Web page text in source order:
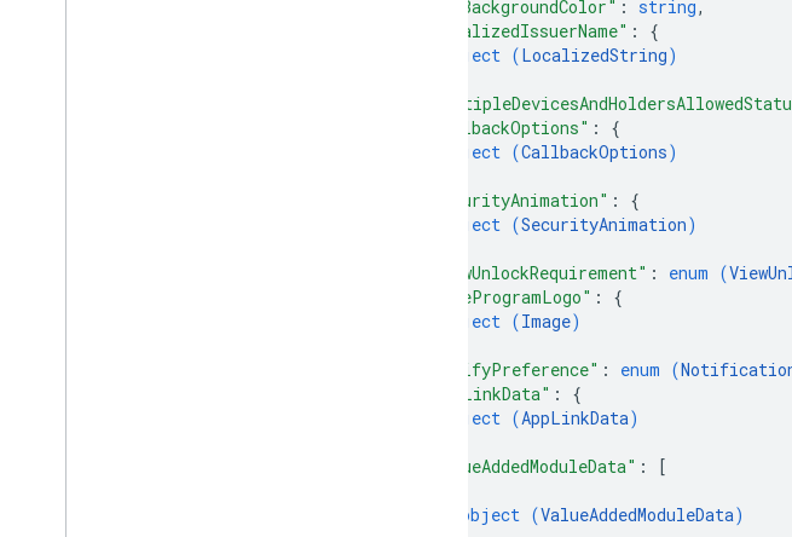
"hexBackgroundColor" : string,
"localizedIssuerName" : {
object (LocalizedString)
"callbackOptions" : {
object (CallbackOptions)
"securityAnimation" : {
object (SecurityAnimation)
"viewUnlockRequirement" : enum (
"wideProgramLogo" : {
object (Image)
"notifyPreference" : enum (
"appLinkData" : {
object (AppLinkData)
"valueAddedModuleData" :
[
object (ValueAddedModuleData)